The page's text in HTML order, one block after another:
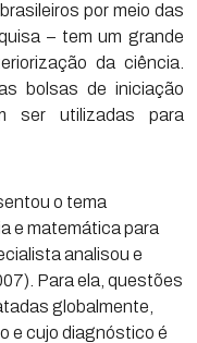
por meio das
– tem um grande
da ciência.
bolsas de iniciação
ser utilizadas para
o tema
e matemática para
analisou e
Para ela, questões
globalmente,
e cujo diagnóstico é